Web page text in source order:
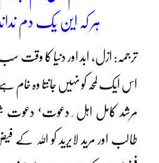
ہر کہ این یک دم
ترجمہ: ازل، ابد اور دنیا کا وقت
اس ایک لمحہ کو نہیں جانتا وہ خام
مرشد کامل اہل ِ دعوت‘
طالب اور مرید لایرید کو اللہ